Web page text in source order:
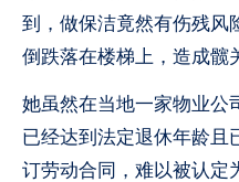
到，做保洁竟然有伤残
倒跌落在楼梯上，造成髋
她虽然在当地一家物业公
已经达到法定退休年龄且
订劳动合同，难以被认定